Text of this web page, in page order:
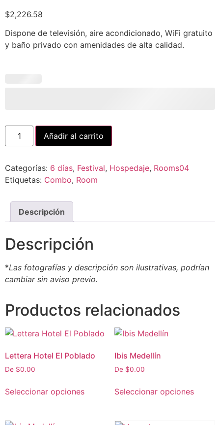
$2,226.58
Dispone de televisión, aire acondicionado, WiFi gratuito
y baño privado con amenidades de alta calidad.
Añadir al carrito
Categorías: 6 días, Festival, Hospedaje, Rooms04
Etiquetas: Combo, Room
Descripción
Descripción
*Las fotografías y descripción son ilustrativas, podrían
cambiar sin aviso previo.
Productos relacionados
Lettera Hotel El Poblado
De $0.00
Seleccionar opciones
Ibis Medellín
De $0.00
Seleccionar opciones